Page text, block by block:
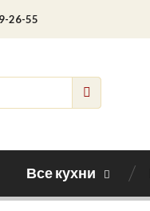
26-55
Все кухни